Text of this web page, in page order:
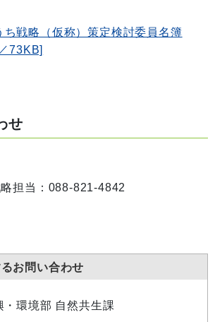
ち戦略（仮称）策定検討委員名簿
73KB]
せ
担当：088-821-4842
お問い合わせ
・環境部 自然共生課